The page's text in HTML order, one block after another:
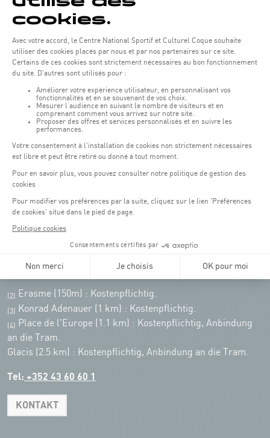
Öffnungszeiten von the Coque:
Montag - Freitag : 06:30 - 22:00 Uhr
Remember to check the opening hours of each activity.
Zugriff:
Parking Coque : Kostenpflichtig -
Parken für Coque Kunden
Verfügung. Bitte nutzen Sie nach Möglichkeit die öffentlichen Verkehrsmittel.
(2) Erasme (150m) : Kostenpflichtig.
(3) Konrad Adenauer (1 km) : Kostenpflichtig.
(4)
Place de l'Europe (1.1 km) : Kostenpflichtig, Anbindung
an die Tram.
Glacis (2.5 km) : Kostenpflichtig, Anbindung an die Tram.
Tel: +352 43 60 60 1
KONTAKT
Leaflet|Map tiles by Carto, under CC BY 3.0. Data by OpenStreetMap, under